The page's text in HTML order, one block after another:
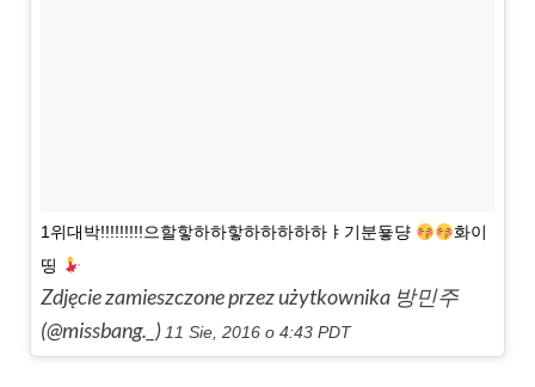
1위대박!!!!!!!!!으할핳하하핳하하하하하ㅑ기분둏댱
화이
띵
Zdjęcie zamieszczone przez użytkownika 방민주
(@missbang._) 11 Sie, 2016 o 4:43 PDT